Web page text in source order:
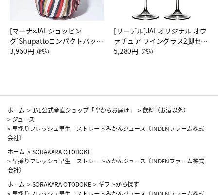
[マーナxJALショッピン
グ]Shupattoコンパクトバッグ
Drop JAL客室乗務員（LC）ス
3,960円 （税込）
[リーデル]JALオリジナル オヴ
ァチュア ワイングラス2脚セッ
ト（レッドワイン）
5,280円 （税込）
ホーム >JAL公式産直ショップ「空からお届け」 >飲料（お酒以外）
> ジュース
>早採りフレッシュ早生 ストレートみかんジュース〔INDENファーム株式
会社〕
ホーム >SORAKARA OTODOKE
>早採りフレッシュ早生 ストレートみかんジュース〔INDENファーム株式
会社〕
ホーム >SORAKARA OTODOKE > ギフトから探す